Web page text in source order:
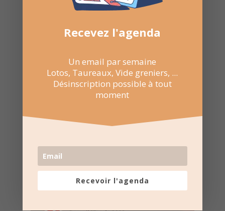
Recevoir l'agenda chaque
Recevez l'agenda
Un email par semaine
Lotos, Taureaux, Vide greniers, ...
Désinscription possible à tout
moment
Recevoir l'agenda